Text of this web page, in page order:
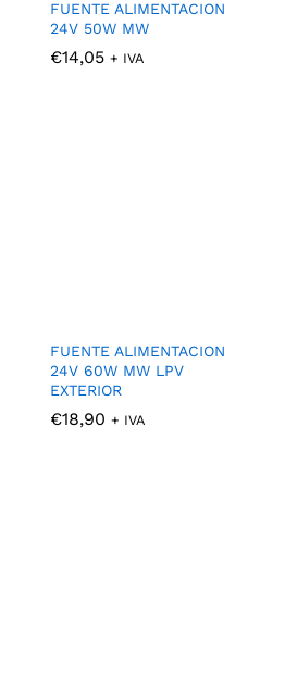
FUENTE ALIMENTACION
24V 50W MW
€14,05 + IVA
€14,05
FUENTE ALIMENTACION
24V 60W MW LPV
EXTERIOR
€18,90 + IVA
€18,90